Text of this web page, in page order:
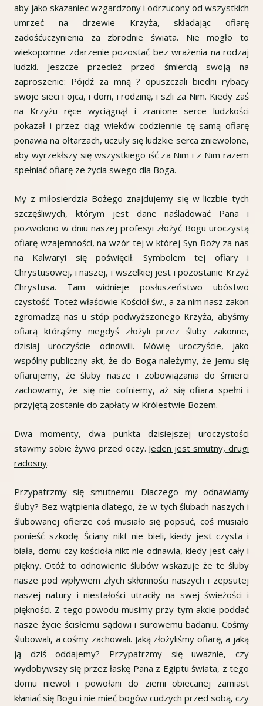
aby jako skazaniec wzgardzony i odrzucony od wszystkich
umrzeć na drzewie Krzyża, składając ofiarę
zadośćuczynienia za zbrodnie świata. Nie mogło to
wiekopomne zdarzenie pozostać bez wrażenia na rodzaj
ludzki. Jeszcze przecież przed śmiercią swoją na
zaproszenie: Pójdź za mną ? opuszczali biedni rybacy
swoje sieci i ojca, i dom, i rodzinę, i szli za Nim. Kiedy zaś
na Krzyżu ręce wyciągnął i zranione serce ludzkości
pokazał i przez ciąg wieków codziennie tę samą ofiarę
ponawia na ołtarzach, uczuły się ludzkie serca zniewolone,
aby wyrzekłszy się wszystkiego iść za Nim i z Nim razem
spełniać ofiarę ze życia swego dla Boga.
My z miłosierdzia Bożego znajdujemy się w liczbie tych
szczęśliwych, którym jest dane naśladować Pana i
pozwolono w dniu naszej profesyi złożyć Bogu uroczystą
ofiarę wzajemności, na wzór tej w której Syn Boży za nas
na Kalwaryi się poświęcił. Symbolem tej ofiary i
Chrystusowej, i naszej, i wszelkiej jest i pozostanie Krzyż
Chrystusa. Tam widnieje posłuszeństwo ubóstwo
czystość. Toteż właściwie Kościół św., a za nim nasz zakon
zgromadzą nas u stóp podwyższonego Krzyża, abyśmy
ofiarą którąśmy niegdyś złożyli przez śluby zakonne,
dzisiaj uroczyście odnowili. Mówię uroczyście, jako
wspólny publiczny akt, że do Boga należymy, że Jemu się
ofiarujemy, że śluby nasze i zobowiązania do śmierci
zachowamy, że się nie cofniemy, aż się ofiara spełni i
przyjętą zostanie do zapłaty w Królestwie Bożem.
Dwa momenty, dwa punkta dzisiejszej uroczystości
stawmy sobie żywo przed oczy. Jeden jest smutny, drugi
radosny.
Przypatrzmy się smutnemu. Dlaczego my odnawiamy
śluby? Bez wątpienia dlatego, że w tych ślubach naszych i
ślubowanej ofierze coś musiało się popsuć, coś musiało
ponieść szkodę. Ściany nikt nie bieli, kiedy jest czysta i
biała, domu czy kościoła nikt nie odnawia, kiedy jest cały i
piękny. Otóż to odnowienie ślubów wskazuje że te śluby
nasze pod wpływem złych skłonności naszych i zepsutej
naszej natury i niestałości utraciły na swej świeżości i
piękności. Z tego powodu musimy przy tym akcie poddać
nasze życie ścisłemu sądowi i surowemu badaniu. Cośmy
ślubowali, a cośmy zachowali. Jaką złożyliśmy ofiarę, a jaką
ją dziś oddajemy? Przypatrzmy się uważnie, czy
wydobywszy się przez łaskę Pana z Egiptu świata, z tego
domu niewoli i powołani do ziemi obiecanej zamiast
kłaniać się Bogu i nie mieć bogów cudzych przed sobą, czy